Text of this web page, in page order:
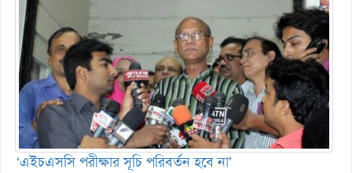
‘এইচএসসি পরীক্ষার সূচি পরিবর্তন হবে না’